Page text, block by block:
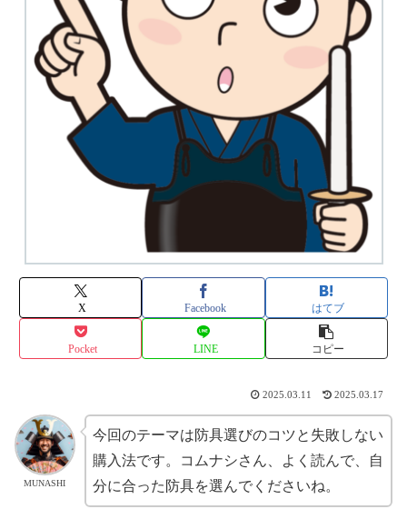
X Facebook はてブ
Pocket LINE コピー
2025.03.11 2025.03.17
MUNASHI
今回のテーマは防具選びのコツと失敗しない
購入法です。コムナシさん、よく読んで、自
分に合った防具を選んでくださいね。